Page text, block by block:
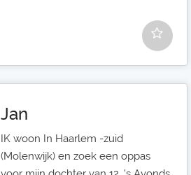
Jan
IK woon In Haarlem -zuid
(Molenwijk) en zoek een oppas